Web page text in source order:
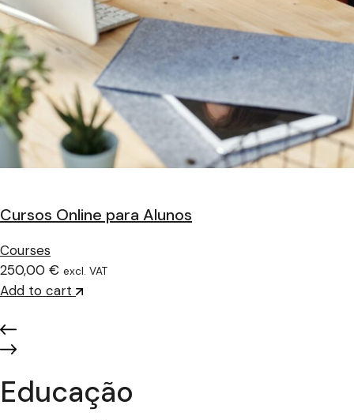
Cursos Online para Alunos
Courses
250,00 € excl. VAT
Add to cart
Educação